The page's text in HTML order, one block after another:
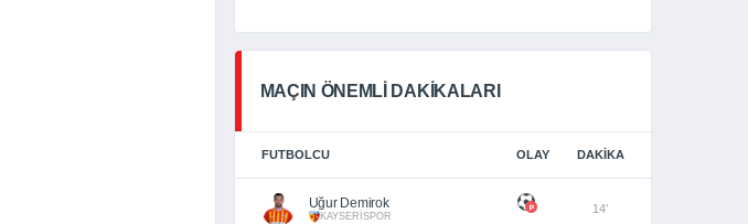
MAÇIN ÖNEMLİ DAKİKALARI
FUTBOLCU OLAY DAKIKA
Uğur Demirok
KAYSERİSPOR
14’